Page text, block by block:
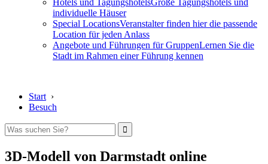
Hotels und TagungshotelsGroße Tagungshotels und
individuelle Häuser
Special LocationsVeranstalter finden hier die passende
Location für jeden Anlass
Angebote und Führungen für GruppenLernen Sie die
Stadt im Rahmen einer Führung kennen
Start ›
Besuch
3D-Modell von Darmstadt online